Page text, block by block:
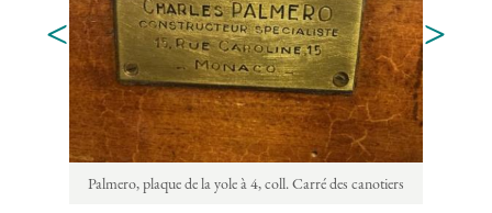
Palmero, plaque de la yole à 4, coll. Carré des canotiers
< >